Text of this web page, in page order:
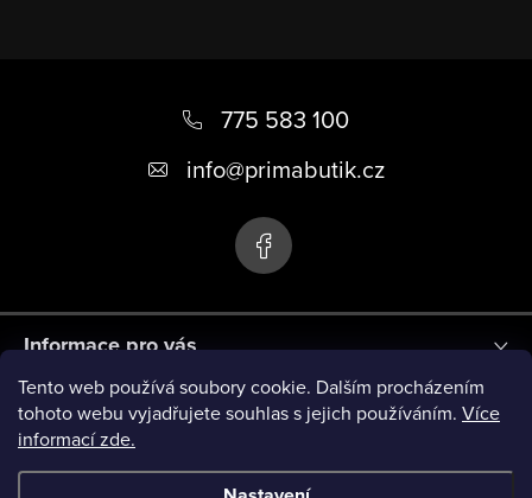
Tento web používá soubory cookie. Dalším procházením
tohoto webu vyjadřujete souhlas s jejich používáním. Více
informací zde.
775 583 100
info@primabutik.cz
Informace pro vás
Blog
Novinky